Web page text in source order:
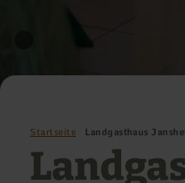
Startseite Landgasthaus